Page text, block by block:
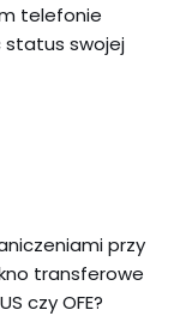
telefonie
status swojej
przy
transferowe
czy OFE?